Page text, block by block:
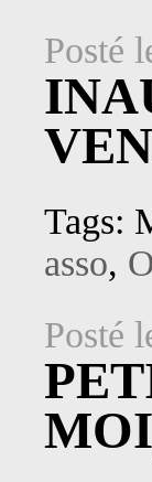
Posté
Tags:
asso,
Posté